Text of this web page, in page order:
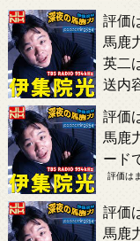
評価
馬鹿
英二
送内
評価
馬鹿
ード
評価は
評価
馬鹿